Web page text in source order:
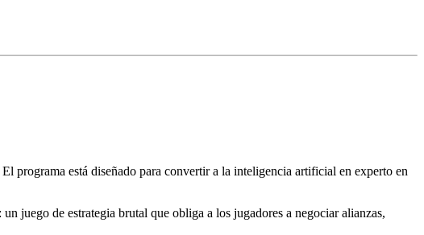
programa está diseñado para convertir a la inteligencia artificial en experto en
juego de estrategia brutal que obliga a los jugadores a negociar alianzas,